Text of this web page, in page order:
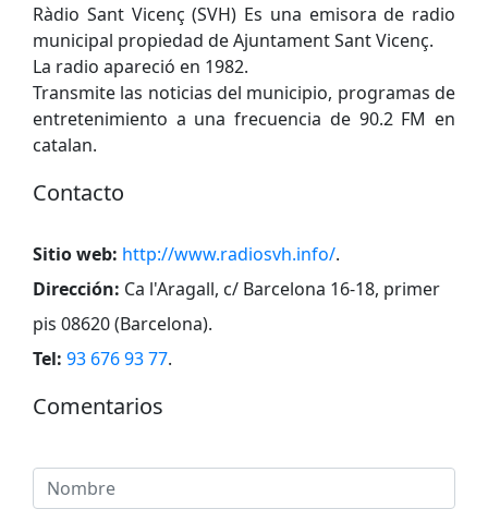
Ràdio Sant Vicenç (SVH) Es una emisora de radio
municipal propiedad de Ajuntament Sant Vicenç.
La radio apareció en 1982.
Transmite las noticias del municipio, programas de
entretenimiento a una frecuencia de 90.2 FM en
catalan.
Contacto
Sitio web: http://www.radiosvh.info/.
Dirección: Ca l'Aragall, c/ Barcelona 16-18, primer
pis 08620 (Barcelona).
Tel: 93 676 93 77.
Comentarios